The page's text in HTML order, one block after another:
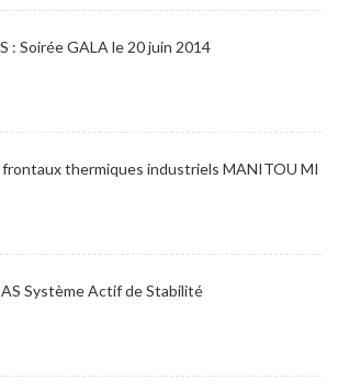
: Soirée GALA le 20 juin 2014
thermiques industriels MANITOU MI
Système Actif de Stabilité